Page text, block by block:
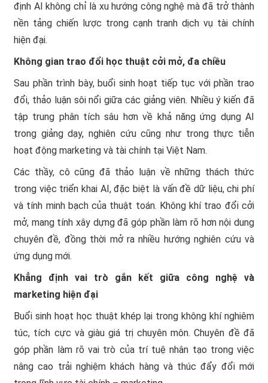
định AI không chỉ là xu hướng công nghệ mà đã trở thành
nền tảng chiến lược trong cạnh tranh dịch vụ tài chính
hiện đại.
Không gian trao đổi học thuật cởi mở, đa chiều
Sau phần trình bày, buổi sinh hoạt tiếp tục với phần trao
đổi, thảo luận sôi nổi giữa các giảng viên. Nhiều ý kiến đã
tập trung phân tích sâu hơn về khả năng ứng dụng AI
trong giảng dạy, nghiên cứu cũng như trong thực tiễn
hoạt động marketing và tài chính tại Việt Nam.
Các thầy, cô cũng đã thảo luận về những thách thức
trong việc triển khai AI, đặc biệt là vấn đề dữ liệu, chi phí
và tính minh bạch của thuật toán. Không khí trao đổi cởi
mở, mang tính xây dựng đã góp phần làm rõ hơn nội dung
chuyên đề, đồng thời mở ra nhiều hướng nghiên cứu và
ứng dụng mới.
Khẳng định vai trò gắn kết giữa công nghệ và
marketing hiện đại
Buổi sinh hoạt học thuật khép lại trong không khí nghiêm
túc, tích cực và giàu giá trị chuyên môn. Chuyên đề đã
góp phần làm rõ vai trò của trí tuệ nhân tạo trong việc
nâng cao trải nghiệm khách hàng và thúc đẩy đổi mới